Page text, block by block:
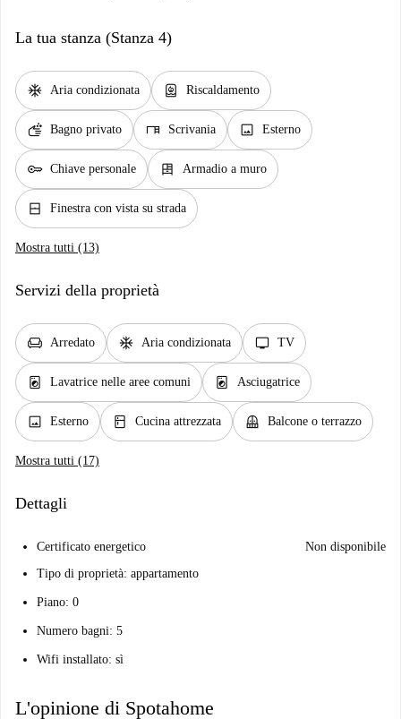
La tua stanza (Stanza 4)
ac_unit Aria condizionata water_heater Riscaldamento
soap Bagno privato desk Scrivania image Esterno
key Chiave personale dresser Armadio a muro
window_closed Finestra con vista su strada
Mostra tutti (13)
Servizi della proprietà
chair Arredato ac_unit Aria condizionata tv TV
local_laundry_service Lavatrice nelle aree comuni local_laundry_service Asciugatrice
image Esterno kitchen Cucina attrezzata balcony Balcone o terrazzo
Mostra tutti (17)
Dettagli
Certificato energetico
Non disponibile
Tipo di proprietà: appartamento
Piano: 0
Numero bagni: 5
Wifi installato: sì
L'opinione di Spotahome